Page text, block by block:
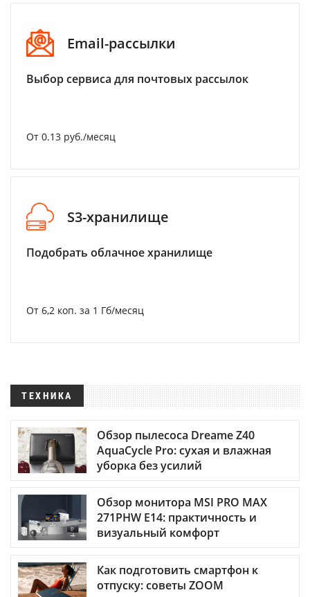
Email-рассылки
Выбор сервиса для почтовых рассылок
От 0.13 руб./месяц
S3-хранилище
Подобрать облачное хранилище
От 6,2 коп. за 1 Гб/месяц
ТЕХНИКА
Обзор пылесоса Dreame Z40
AquaCycle Pro: сухая и влажная
уборка без усилий
Обзор монитора MSI PRO MAX
271PHW E14: практичность и
визуальный комфорт
Как подготовить смартфон к
отпуску: советы ZOOM